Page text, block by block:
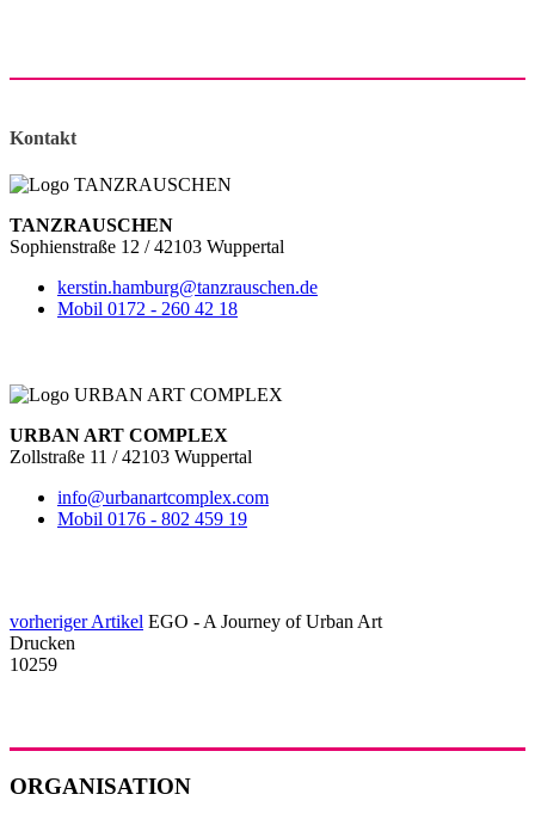
Kontakt
TANZRAUSCHEN
Sophienstraße 12 / 42103 Wuppertal
kerstin.hamburg@tanzrauschen.de
Mobil 0172 - 260 42 18
URBAN ART COMPLEX
Zollstraße 11 / 42103 Wuppertal
info@urbanartcomplex.com
Mobil 0176 - 802 459 19
vorheriger Artikel EGO - A Journey of Urban Art
Drucken
10259
ORGANISATION